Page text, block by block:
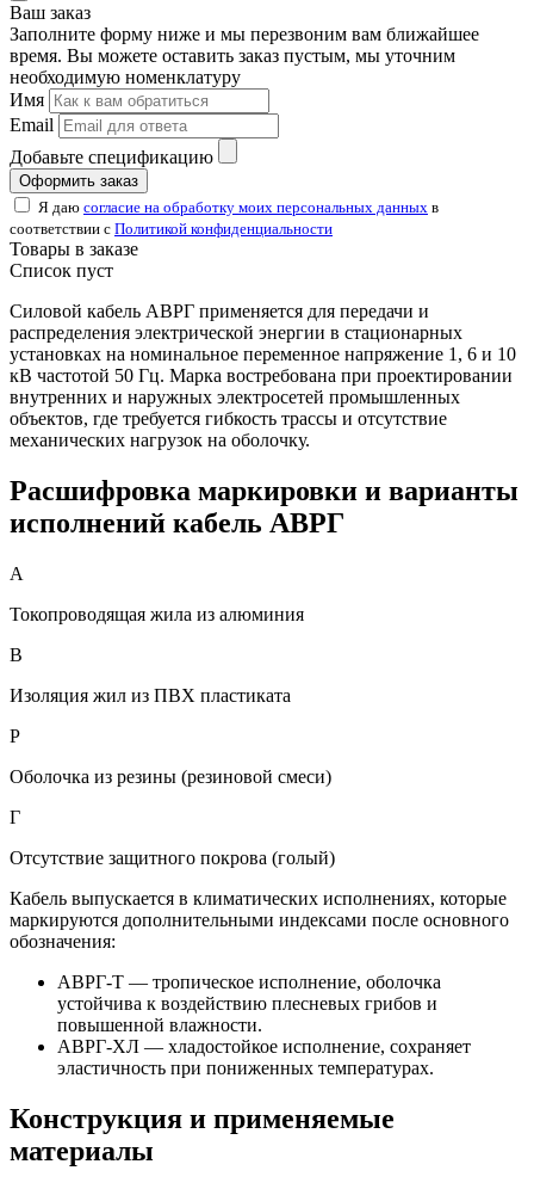
Ваш заказ
Заполните форму ниже и мы перезвоним вам ближайшее
время. Вы можете оставить заказ пустым, мы уточним
необходимую номенклатуру
Имя
Email
Добавьте спецификацию
Оформить заказ
Я даю согласие на обработку моих персональных данных в
соответствии с Политикой конфиденциальности
Товары в заказе
Список пуст
Силовой кабель АВРГ применяется для передачи и
распределения электрической энергии в стационарных
установках на номинальное переменное напряжение 1, 6 и 10
кВ частотой 50 Гц. Марка востребована при проектировании
внутренних и наружных электросетей промышленных
объектов, где требуется гибкость трассы и отсутствие
механических нагрузок на оболочку.
Расшифровка маркировки и варианты
исполнений кабель АВРГ
А
Токопроводящая жила из алюминия
В
Изоляция жил из ПВХ пластиката
Р
Оболочка из резины (резиновой смеси)
Г
Отсутствие защитного покрова (голый)
Кабель выпускается в климатических исполнениях, которые
маркируются дополнительными индексами после основного
обозначения:
АВРГ-Т — тропическое исполнение, оболочка
устойчива к воздействию плесневых грибов и
повышенной влажности.
АВРГ-ХЛ — хладостойкое исполнение, сохраняет
эластичность при пониженных температурах.
Конструкция и применяемые
материалы